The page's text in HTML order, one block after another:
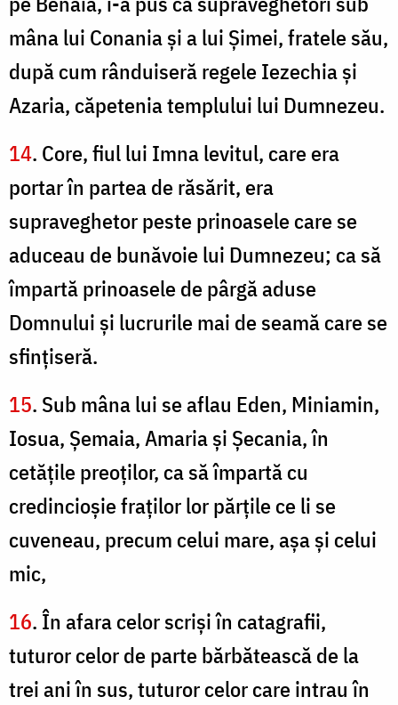
mâna lui Conania şi a lui Şimei, fratele său,
după cum rânduiseră regele Iezechia şi
Azaria, căpetenia templului lui Dumnezeu.
14. Core, fiul lui Imna levitul, care era
portar în partea de răsărit, era
supraveghetor peste prinoasele care se
aduceau de bunăvoie lui Dumnezeu; ca să
împartă prinoasele de pârgă aduse
Domnului şi lucrurile mai de seamă care se
sfinţiseră.
15. Sub mâna lui se aflau Eden, Miniamin,
Iosua, Şemaia, Amaria şi Şecania, în
cetăţile preoţilor, ca să împartă cu
credincioşie fraţilor lor părţile ce li se
cuveneau, precum celui mare, aşa şi celui
mic,
16. În afara celor scrişi în catagrafii,
tuturor celor de parte bărbătească de la
trei ani în sus, tuturor celor care intrau în